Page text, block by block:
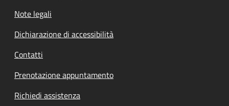
Note legali
Dichiarazione di accessibilità
Contatti
Prenotazione appuntamento
Richiedi assistenza